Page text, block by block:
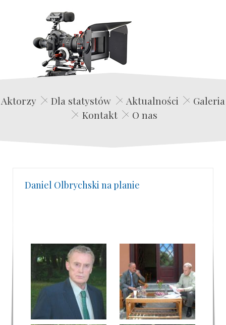
Edwin Film Agencja Aktorska
Aktorzy Dla statystów Aktualności
Galeria
Kontakt
O nas
Daniel Olbrychski na planie